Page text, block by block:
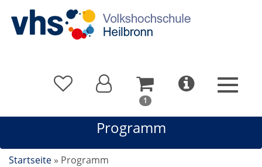
1 In
Warenkorb
sich
Programm
Startseite » Programm